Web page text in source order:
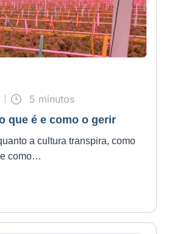
5 minutos
que é e como o gerir
a cultura transpira, como
como…